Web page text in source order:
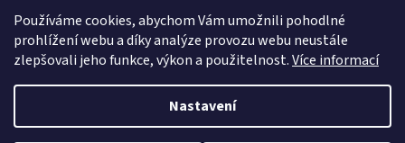
Používáme cookies, abychom Vám umožnili pohodlné
prohlížení webu a díky analýze provozu webu neustále
zlepšovali jeho funkce, výkon a použitelnost.Více informací
Nastavení
Kontakt
Vytvořil Shoptet